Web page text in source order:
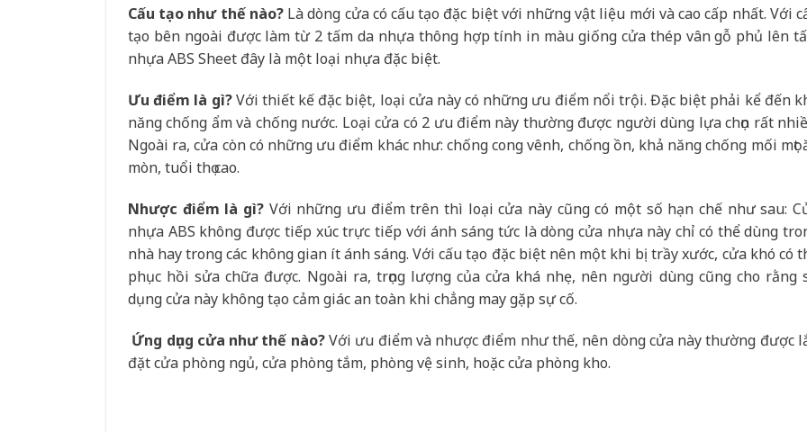
Cấu tạo như thế nào? Là dòng cửa có cấu tạo đặc biệt với những vật liệu mới và cao cấp nhất. Với
tạo bên ngoài được làm từ 2 tấm da nhựa thông hợp tính in màu giống cửa thép vân gỗ phủ lên
nhựa ABS Sheet đây là một loại nhựa đặc biệt.
Ưu điểm là gì?Với thiết kế đặc biệt, loại cửa này có những ưu điểm nổi trội. Đặc biệt phải kể đến
năng chống ẩm và chống nước. Loại cửa có 2 ưu điểm này thường được người dùng lựa chọn rất
Ngoài ra, cửa còn có những ưu điểm khác như: chống cong vênh, chống ồn, khả năng chống mối mọt
mòn, tuổi thọ cao.
Nhược điểm là gì? Với những ưu điểm trên thì loại cửa này cũng có một số hạn chế như sau:
nhựa ABS không được tiếp xúc trực tiếp với ánh sáng tức là dòng cửa nhựa này chỉ có thể dùng
nhà hay trong các không gian ít ánh sáng. Với cấu tạo đặc biệt nên một khi bị trầy xước, cửa khó có
phục hồi sửa chữa được. Ngoài ra, trọng lượng của cửa khá nhẹ, nên người dùng cũng cho rằng
dụng cửa này không tạo cảm giác an toàn khi chẳng may gặp sự cố.
Ứng dụng cửa như thế nào?Với ưu điểm và nhược điểm như thế, nên dòng cửa này thường được
đặt cửa phòng ngủ, cửa phòng tắm, phòng vệ sinh, hoặc cửa phòng kho.